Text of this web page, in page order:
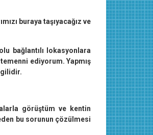
buraya taşıyacağız ve
bağlantılı lokasyonlara
ediyorum. Yapmış
görüştüm ve kentin
bu sorunun çözülmesi